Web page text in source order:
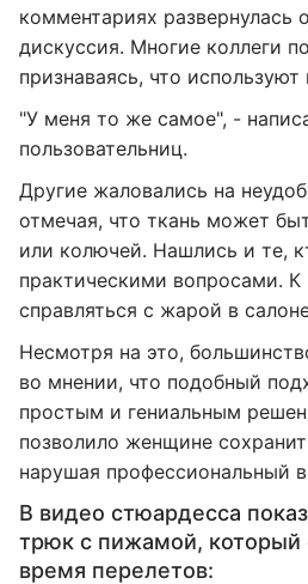
комментариях развернулась
дискуссия. Многие коллеги
признаваясь, что
"У меня то же самое", -
пользовательниц.
Другие жаловались на
отмечая, что ткань может
или колючей. Нашлись и те,
практическими вопросами. К
справляться с жарой в
Несмотря на это,
во мнении, что подобный
простым и гениальным
позволило женщине
нарушая профессиональный
В видео стюардесса
трюк с пижамой, который
время перелетов: